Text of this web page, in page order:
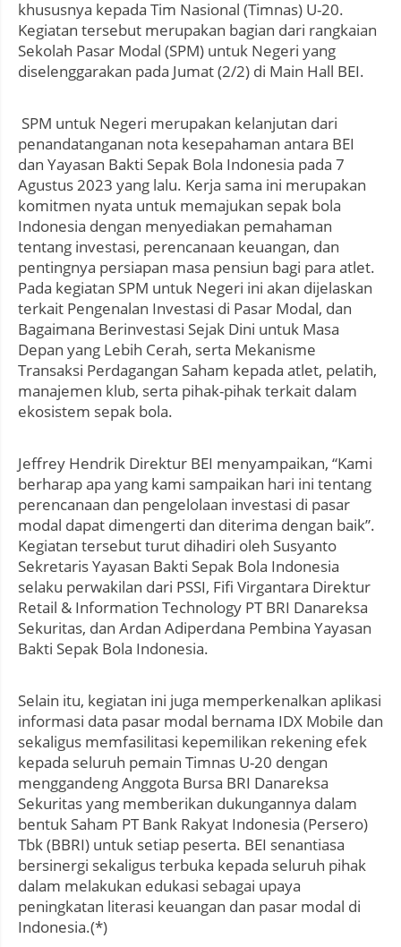
khususnya kepada Tim Nasional (Timnas) U-20.
Kegiatan tersebut merupakan bagian dari rangkaian
Sekolah Pasar Modal (SPM) untuk Negeri yang
diselenggarakan pada Jumat (2/2) di Main Hall BEI.
SPM untuk Negeri merupakan kelanjutan dari
penandatanganan nota kesepahaman antara BEI
dan Yayasan Bakti Sepak Bola Indonesia pada 7
Agustus 2023 yang lalu. Kerja sama ini merupakan
komitmen nyata untuk memajukan sepak bola
Indonesia dengan menyediakan pemahaman
tentang investasi, perencanaan keuangan, dan
pentingnya persiapan masa pensiun bagi para atlet.
Pada kegiatan SPM untuk Negeri ini akan dijelaskan
terkait Pengenalan Investasi di Pasar Modal, dan
Bagaimana Berinvestasi Sejak Dini untuk Masa
Depan yang Lebih Cerah, serta Mekanisme
Transaksi Perdagangan Saham kepada atlet, pelatih,
manajemen klub, serta pihak-pihak terkait dalam
ekosistem sepak bola.
Jeffrey Hendrik Direktur BEI menyampaikan, “Kami
berharap apa yang kami sampaikan hari ini tentang
perencanaan dan pengelolaan investasi di pasar
modal dapat dimengerti dan diterima dengan baik”.
Kegiatan tersebut turut dihadiri oleh Susyanto
Sekretaris Yayasan Bakti Sepak Bola Indonesia
selaku perwakilan dari PSSI, Fifi Virgantara Direktur
Retail & Information Technology PT BRI Danareksa
Sekuritas, dan Ardan Adiperdana Pembina Yayasan
Bakti Sepak Bola Indonesia.
Selain itu, kegiatan ini juga memperkenalkan aplikasi
informasi data pasar modal bernama IDX Mobile dan
sekaligus memfasilitasi kepemilikan rekening efek
kepada seluruh pemain Timnas U-20 dengan
menggandeng Anggota Bursa BRI Danareksa
Sekuritas yang memberikan dukungannya dalam
bentuk Saham PT Bank Rakyat Indonesia (Persero)
Tbk (BBRI) untuk setiap peserta. BEI senantiasa
bersinergi sekaligus terbuka kepada seluruh pihak
dalam melakukan edukasi sebagai upaya
peningkatan literasi keuangan dan pasar modal di
Indonesia.(*)